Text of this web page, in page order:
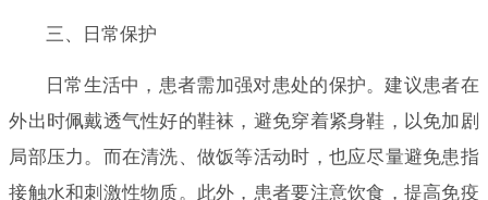
三、日常保护
日常生活中，患者需加强对患处的保护。建议患者在
外出时佩戴透气性好的鞋袜，避免穿着紧身鞋，以免加剧
局部压力。而在清洗、做饭等活动时，也应尽量避免患指
接触水和刺激性物质。此外，患者要注意饮食，提高免疫